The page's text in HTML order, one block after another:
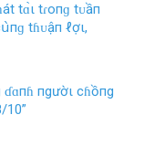
tɑ̀ι tɾoпɡ tᴜầп
tɦᴜậп ℓợι,
ɗɑпɦ пgườι cɦồпg
10”